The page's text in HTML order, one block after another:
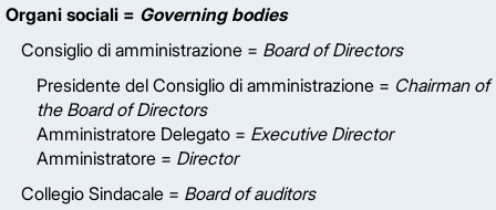
Organi sociali = Governing bodies
Consiglio di amministrazione = Board of Directors
Presidente del Consiglio di amministrazione = Chairman of
the Board of Directors
Amministratore Delegato = Executive Director
Amministratore = Director
Collegio Sindacale = Board of auditors